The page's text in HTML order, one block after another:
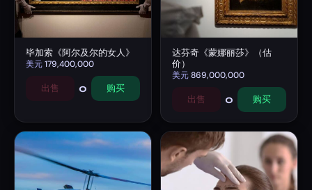
毕加索《阿尔及尔的女人》
美元179,400,000
出售 0 购买
达芬奇《蒙娜丽莎》（估
价）
美元869,000,000
出售 0 购买